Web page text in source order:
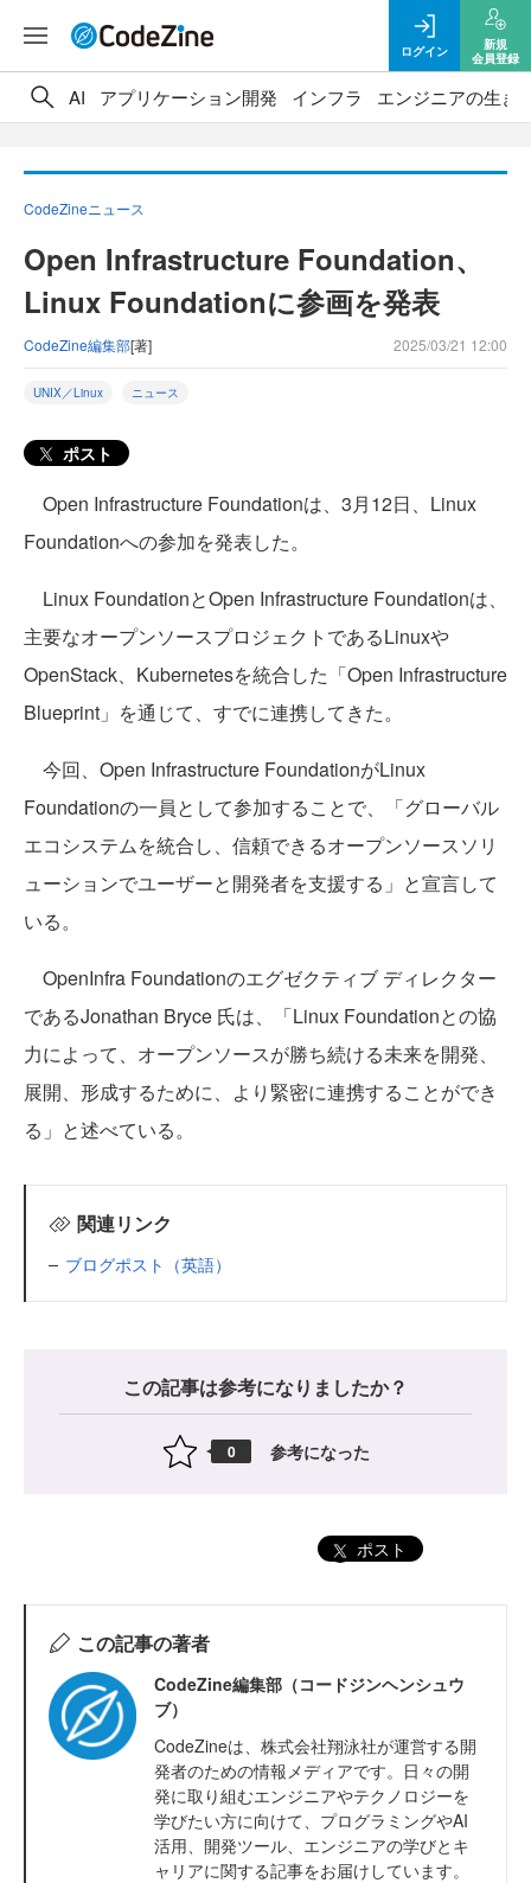
ログイン
新規
会員登録
AI アプリケーション開発 インフラ エンジニアの生き
CodeZineニュース
Open Infrastructure Foundation、
Linux Foundationに参画を発表
CodeZine編集部[著] 2025/03/21 12:00
UNIX／Linux ニュース
ポスト
Open Infrastructure Foundationは、3月12日、Linux
Foundationへの参加を発表した。
Linux FoundationとOpen Infrastructure Foundationは、
主要なオープンソースプロジェクトであるLinuxや
OpenStack、Kubernetesを統合した「Open Infrastructure
Blueprint」を通じて、すでに連携してきた。
今回、Open Infrastructure FoundationがLinux
Foundationの一員として参加することで、「グローバル
エコシステムを統合し、信頼できるオープンソースソリ
ューションでユーザーと開発者を支援する」と宣言して
いる。
OpenInfra Foundationのエグゼクティブ ディレクター
であるJonathan Bryce 氏は、「Linux Foundationとの協
力によって、オープンソースが勝ち続ける未来を開発、
展開、形成するために、より緊密に連携することができ
る」と述べている。
関連リンク
ブログポスト（英語）
この記事は参考になりましたか？
0 参考になった
ポスト
この記事の著者
CodeZine編集部（コードジンヘンシュウ
ブ）
CodeZineは、株式会社翔泳社が運営する開
発者のための情報メディアです。日々の開
発に取り組むエンジニアやテクノロジーを
学びたい方に向けて、プログラミングやAI
活用、開発ツール、エンジニアの学びとキ
ャリアに関する記事をお届けしています。